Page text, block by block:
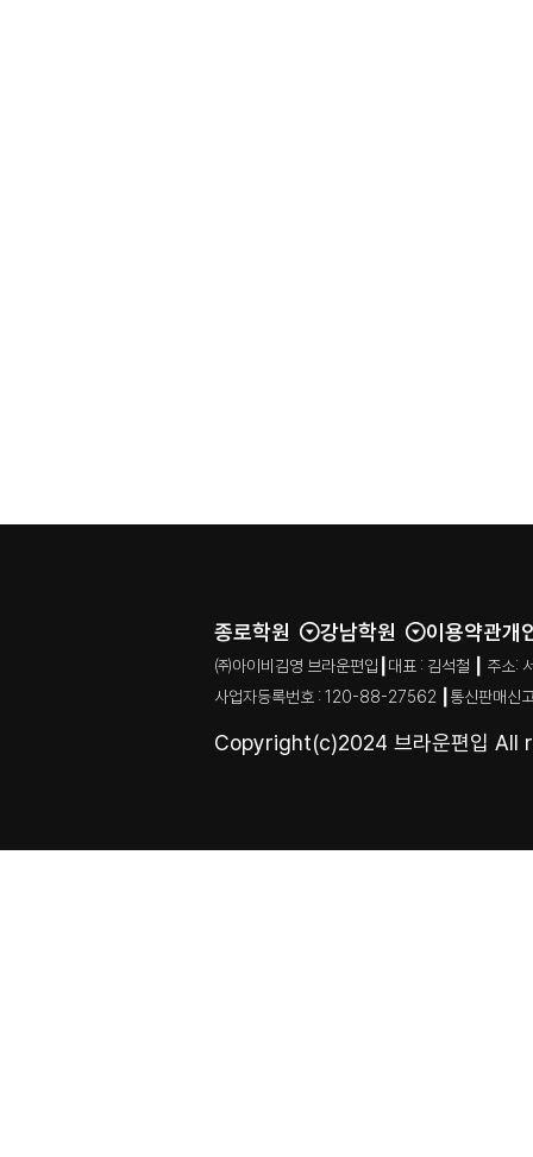
종로학원 강남학원 이용약관개
㈜아이비김영 브라운편입┃대표 : 김석철 ┃ 주
사업자등록번호 : 120-88-27562 ┃통신판매신
Copyright(c)2024 브라운편입